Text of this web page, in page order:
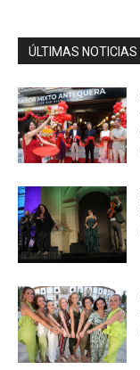
ÚLTIMAS NOTICIAS